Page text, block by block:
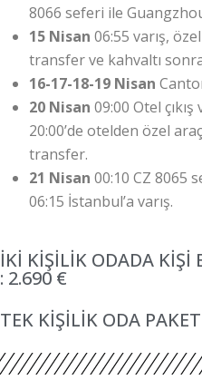
8066 seferi ile
15 Nisan 06:55 varış,
transfer ve kahvaltı
16-17-18-19 Nisan
20 Nisan 09:00 Otel
20:00’de otelden özel
transfer.
21 Nisan 00:10 CZ 8065
06:15 İstanbul’a varış.
İKİ KİŞİLİK ODADA KİŞİ
: 2.690 €
TEK KİŞİLİK ODA